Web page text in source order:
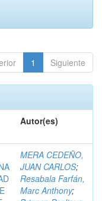
1 Siguiente
Autor(es)
MERA CEDEÑO,
JUAN CARLOS;
Resabala Farfán,
Marc Anthony;